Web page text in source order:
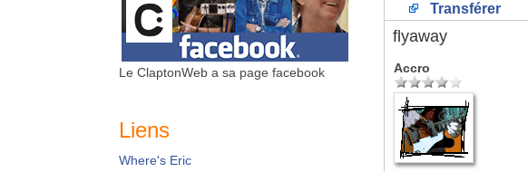
Le ClaptonWeb a sa page facebook
Liens
Where's Eric
Transférer
flyaway
Accro